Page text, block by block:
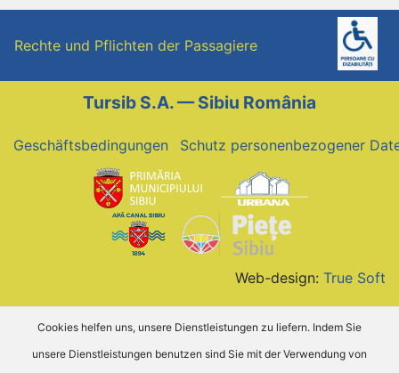
Rechte und Pflichten der Passagiere
Tursib S.A. — Sibiu România
Geschäftsbedingungen Schutz personenbezogener
Web-design: True Soft
Cookies helfen uns, unsere Dienstleistungen zu liefern. Indem Sie
unsere Dienstleistungen benutzen sind Sie mit der Verwendung von